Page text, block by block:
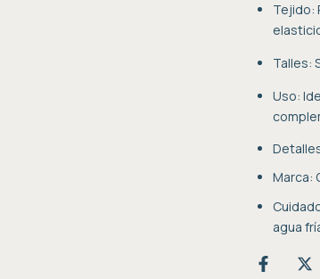
Tejido:
Talles:
Uso:
Marca:
agua